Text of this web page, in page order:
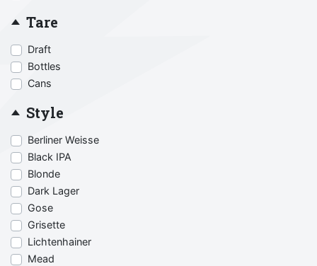
Tare
Draft
Bottles
Cans
Style
Berliner Weisse
Black IPA
Blonde
Dark Lager
Gose
Grisette
Lichtenhainer
Mead